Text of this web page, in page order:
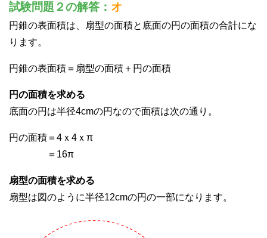
試験問題２の解答： オ
円錐の表面積は、扇型の面積と底面の円の面積の合計にな
ります。
円錐の表面積＝扇型の面積＋円の面積
円の面積を求める
底面の円は半径4cmの円なので面積は次の通り。
円の面積＝4ｘ4ｘπ
＝16π
扇型の面積を求める
扇型は図のように半径12cmの円の一部になります。